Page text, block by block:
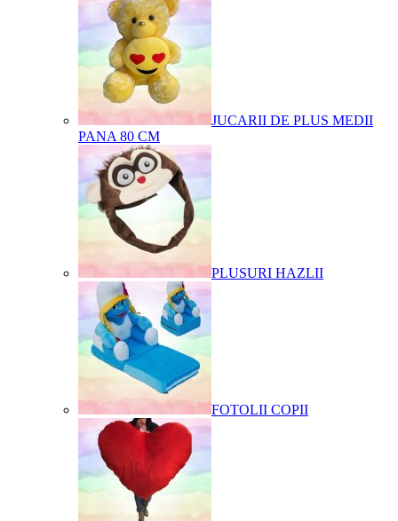
JUCARII DE PLUS MEDII
PANA 80 CM
PLUSURI HAZLII
FOTOLII COPII